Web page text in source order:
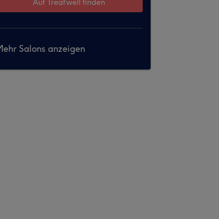
Salons anzeigen